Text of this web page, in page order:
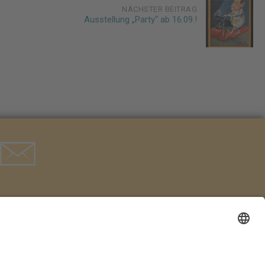
NÄCHSTER BEITRAG
Ausstellung „Party“ ab 16.09.!